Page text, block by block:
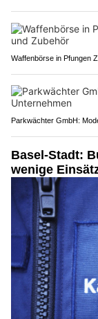
Waffenbörse in Pfungen
Parkwächter GmbH:
Basel-Stadt:
wenige